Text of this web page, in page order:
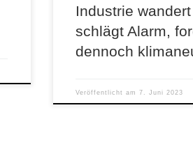
Industrie
schlägt Alarm,
dennoch
Veröffentlicht am7. Juni 2023